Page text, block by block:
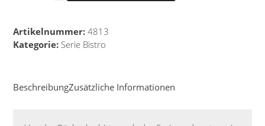
Artikelnummer:4813
Kategorie: Serie Bistro
BeschreibungZusätzliche Informationen